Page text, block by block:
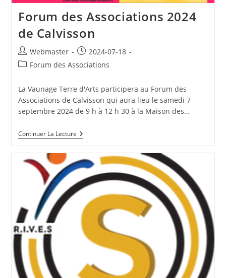
Forum des Associations 2024
de Calvisson
Auteur/autrice
de
Webmaster
Publication
publiée :
2024-07-18
PostForum des Associations
La Vaunage Terre d'Arts participera au Forum des
Associations de Calvisson qui aura lieu le samedi 7
septembre 2024 de 9 h à 12 h 30 à la Maison des…
Continuer La LectureForum
Des
2024
De
Calvisson